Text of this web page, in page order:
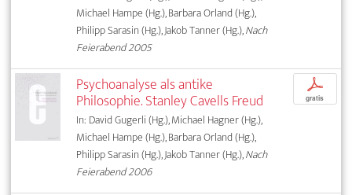
Michael Hampe (Hg.), Barbara Orland (Hg.),
Philipp Sarasin (Hg.), Jakob Tanner (Hg.),Nach
Feierabend 2005
Psychoanalyse als antike
Philosophie. Stanley Cavells Freud
In: David Gugerli (Hg.), Michael Hagner (Hg.),
Michael Hampe (Hg.), Barbara Orland (Hg.),
Philipp Sarasin (Hg.), Jakob Tanner (Hg.),Nach
Feierabend 2006
p
gratis